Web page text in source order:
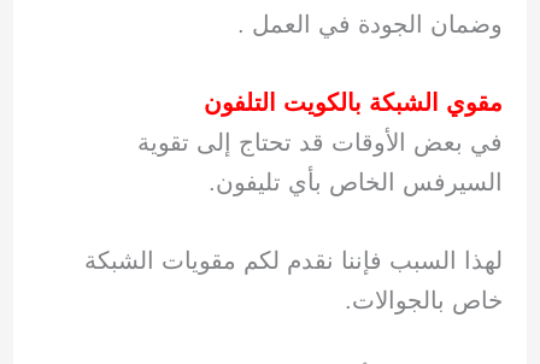
وضمان الجودة في العمل .
مقوي الشبكة بالكويت التلفون
في بعض الأوقات قد تحتاج إلى تقوية
السيرفس الخاص بأي تليفون.
لهذا السبب فإننا نقدم لكم مقويات الشبكة
خاص بالجوالات.